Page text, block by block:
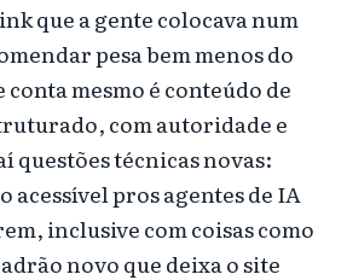
que a gente colocava num
pesa bem menos do
conta mesmo é conteúdo de
com autoridade e
questões técnicas novas:
acessível pros agentes de IA
inclusive com coisas como
novo que deixa o site